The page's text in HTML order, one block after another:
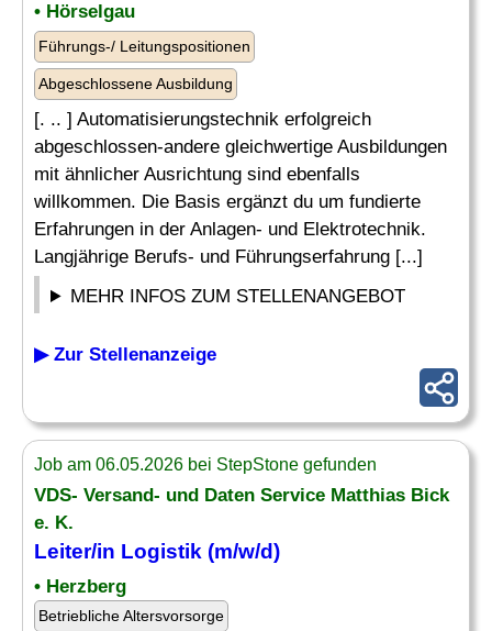
• Hörselgau
Führungs-/ Leitungspositionen
Abgeschlossene Ausbildung
[. .. ] Automatisierungstechnik erfolgreich
abgeschlossen-andere gleichwertige Ausbildungen
mit ähnlicher Ausrichtung sind ebenfalls
willkommen. Die Basis ergänzt du um fundierte
Erfahrungen in der Anlagen- und Elektrotechnik.
Langjährige Berufs- und Führungserfahrung [...]
MEHR INFOS ZUM STELLENANGEBOT
▶ Zur Stellenanzeige
Job am 06.05.2026 bei StepStone gefunden
VDS- Versand- und Daten Service Matthias Bick
e. K.
Leiter/in Logistik (m/w/d)
• Herzberg
Betriebliche Altersvorsorge